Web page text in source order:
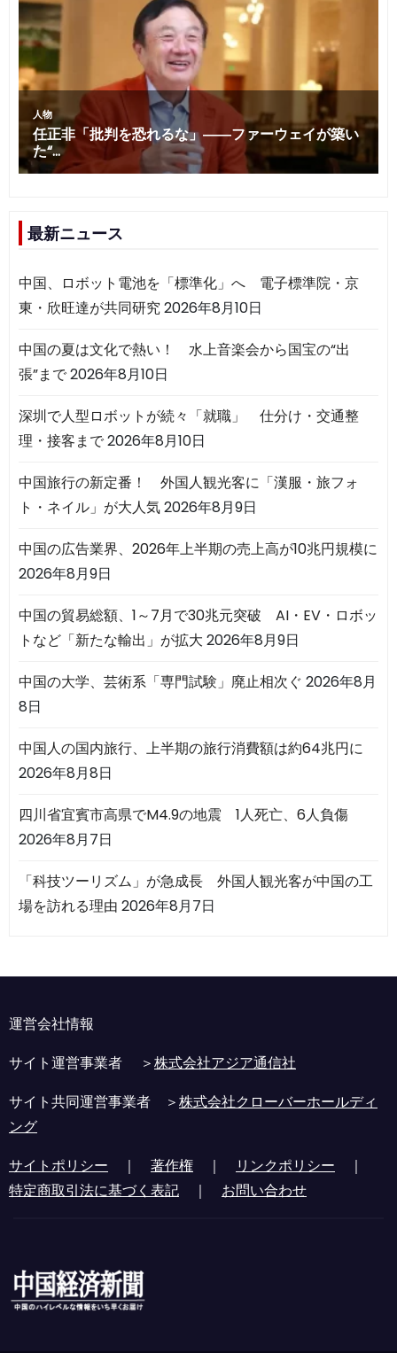
最新ニュース
中国、ロボット電池を「標準化」へ 電子標準院・京
東・欣旺達が共同研究2026年8月10日
中国の夏は文化で熱い！ 水上音楽会から国宝の“出
張”まで2026年8月10日
深圳で人型ロボットが続々「就職」 仕分け・交通整
理・接客まで2026年8月10日
中国旅行の新定番！ 外国人観光客に「漢服・旅フォ
ト・ネイル」が大人気2026年8月9日
中国の広告業界、2026年上半期の売上高が10兆円規模に
2026年8月9日
中国の貿易総額、1～7月で30兆元突破 AI・EV・ロボッ
トなど「新たな輸出」が拡大 2026年8月9日
中国の大学、芸術系「専門試験」廃止相次ぐ 2026年8月
8日
中国人の国内旅行、上半期の旅行消費額は約64兆円に
2026年8月8日
四川省宜賓市高県でM4.9の地震 1人死亡、6人負傷
2026年8月7日
「科技ツーリズム」が急成長 外国人観光客が中国の工
場を訪れる理由 2026年8月7日
運営会社情報
サイト運営事業者 ＞株式会社アジア通信社
サイト共同運営事業者 ＞株式会社クローバーホールディ
ング
サイトポリシー ｜ 著作権 ｜ リンクポリシー ｜
特定商取引法に基づく表記 ｜ お問い合わせ